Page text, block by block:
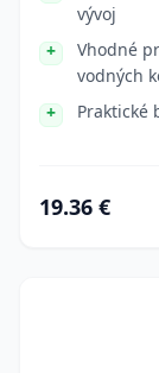
vývoj
Vhodné
vodných
Praktické
19.36 €